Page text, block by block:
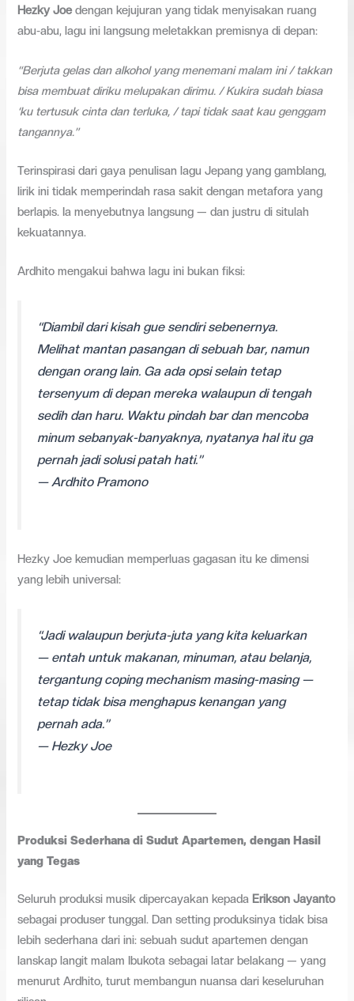
Hezky Joedengan kejujuran yang tidak menyisakan ruang
abu-abu, lagu ini langsung meletakkan premisnya di depan:
“Berjuta gelas dan alkohol yang menemani malam ini / takkan
bisa membuat diriku melupakan dirimu. / Kukira sudah biasa
‘ku tertusuk cinta dan terluka, / tapi tidak saat kau genggam
tangannya.”
Terinspirasi dari gaya penulisan lagu Jepang yang gamblang,
lirik ini tidak memperindah rasa sakit dengan metafora yang
berlapis. Ia menyebutnya langsung — dan justru di situlah
kekuatannya.
Ardhito mengakui bahwa lagu ini bukan fiksi:
“Diambil dari kisah gue sendiri sebenernya.
Melihat mantan pasangan di sebuah bar, namun
dengan orang lain. Ga ada opsi selain tetap
tersenyum di depan mereka walaupun di tengah
sedih dan haru. Waktu pindah bar dan mencoba
minum sebanyak-banyaknya, nyatanya hal itu ga
pernah jadi solusi patah hati.”
— Ardhito Pramono
Hezky Joe kemudian memperluas gagasan itu ke dimensi
yang lebih universal:
“Jadi walaupun berjuta-juta yang kita keluarkan
— entah untuk makanan, minuman, atau belanja,
tergantung coping mechanism masing-masing —
tetap tidak bisa menghapus kenangan yang
pernah ada.”
— Hezky Joe
Produksi Sederhana di Sudut Apartemen, dengan Hasil
yang Tegas
Seluruh produksi musik dipercayakan kepada Erikson Jayanto
sebagai produser tunggal. Dan setting produksinya tidak bisa
lebih sederhana dari ini: sebuah sudut apartemen dengan
lanskap langit malam Ibukota sebagai latar belakang — yang
menurut Ardhito, turut membangun nuansa dari keseluruhan